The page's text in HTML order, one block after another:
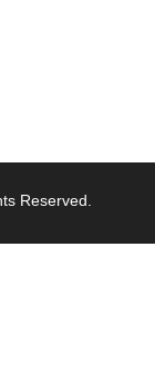
Reserved.